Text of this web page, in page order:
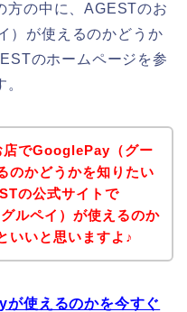
方の中に、AGESTのお
）が使えるのかどうか
のホームページを参
店でGooglePay（グー
のかどうかを知りたい
の公式サイトで
ルペイ）が使えるのか
いいと思いますよ♪
使えるのかを今すぐ